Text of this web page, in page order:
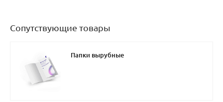
Сопутствующие товары
Папки вырубные